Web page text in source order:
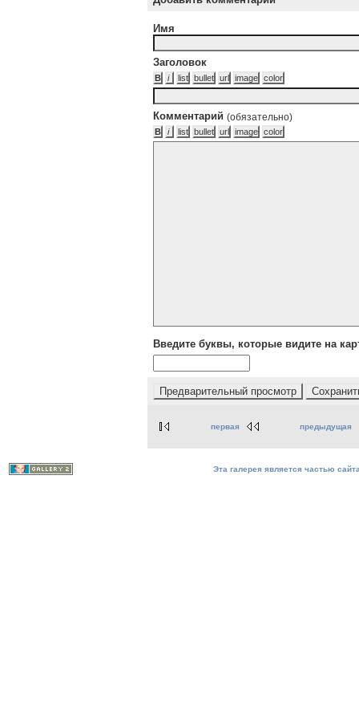
Имя
Заголовок
Комментарий (обязательно)
Введите буквы, которые видите на
первая предыдущая
Эта галерея является частью